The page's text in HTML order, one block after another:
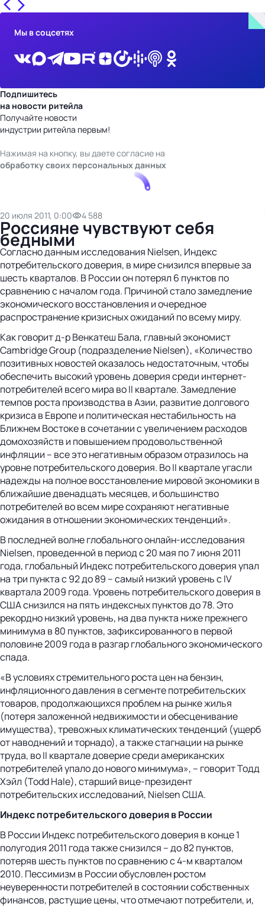
Мы в соцсетях
Подпишитесь
на новости ритейла
Получайте новости
индустрии ритейла первым!
Нажимая на кнопку, вы даете согласие на
обработку своих персональных данных
20 июля 2011, 0:00 4 588
Россияне чувствуют себя
бедными
Согласно данным исследования Nielsen, Индекс
потребительского доверия, в мире снизился впервые за
шесть кварталов. В России он потерял 6 пунктов по
сравнению с началом года. Причиной стало замедление
экономического восстановления и очередное
распространение кризисных ожиданий по всему миру.
Как говорит д-р Венкатеш Бала, главный экономист
Cambridge Group (подразделение Nielsen), «Количество
позитивных новостей оказалось недостаточным, чтобы
обеспечить высокий уровень доверия среди интернет-
потребителей всего мира во II квартале. Замедление
темпов роста производства в Азии, развитие долгового
кризиса в Европе и политическая нестабильность на
Ближнем Востоке в сочетании с увеличением расходов
домохозяйств и повышением продовольственной
инфляции – все это негативным образом отразилось на
уровне потребительского доверия. Во II квартале угасли
надежды на полное восстановление мировой экономики в
ближайшие двенадцать месяцев, и большинство
потребителей во всем мире сохраняют негативные
ожидания в отношении экономических тенденций».
В последней волне глобального онлайн-исследования
Nielsen, проведенной в период с 20 мая по 7 июня 2011
года, глобальный Индекс потребительского доверия упал
на три пункта с 92 до 89 – самый низкий уровень с IV
квартала 2009 года. Уровень потребительского доверия в
США снизился на пять индексных пунктов до 78. Это
рекордно низкий уровень, на два пункта ниже прежнего
минимума в 80 пунктов, зафиксированного в первой
половине 2009 года в разгар глобального экономического
спада.
«В условиях стремительного роста цен на бензин,
инфляционного давления в сегменте потребительских
товаров, продолжающихся проблем на рынке жилья
(потеря заложенной недвижимости и обесценивание
имущества), тревожных климатических тенденций (ущерб
от наводнений и торнадо), а также стагнации на рынке
труда, во II квартале доверие среди американских
потребителей упало до нового минимума», – говорит Тодд
Хэйл (Todd Hale), старший вице-президент
потребительских исследований, Nielsen США.
Индекс потребительского доверия в России
В России Индекс потребительского доверия в конце 1
полугодия 2011 года также снизился – до 82 пунктов,
потеряв шесть пунктов по сравнению с 4-м кварталом
2010. Пессимизм в России обусловлен ростом
неуверенности потребителей в состоянии собственных
финансов, растущие цены, что отмечают потребители, и,